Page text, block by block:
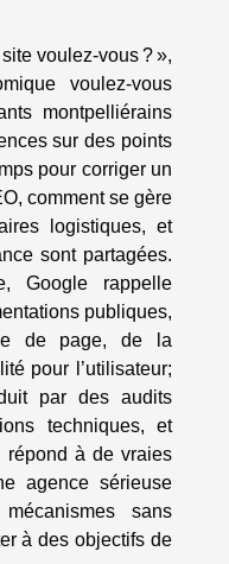
voulez-vous ? »,
voulez-vous
montpelliérains
sur des points
pour corriger un
comment se gère
logistiques, et
sont partagées.
Google rappelle
publiques,
de page, de la
pour l’utilisateur;
par des audits
techniques, et
répond à de vraies
agence sérieuse
sans
à des objectifs de